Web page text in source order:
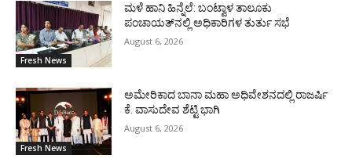
Fresh News
ಮಳೆ ಹಾನಿ ಹಿನ್ನೆಲೆ: ಬಂಟ್ವಾಳ ತಾಲೂಕು
ಪಂಚಾಯತ್‌ನಲ್ಲಿ ಅಧಿಕಾರಿಗಳ ತುರ್ತು ಸಭೆ
August 6, 2026
Fresh News
ಅಮೇರಿಕಾದ ಬಾನಾ ಮಹಾ ಅಧಿವೇಶನದಲ್ಲಿ ರಾಜರ್ಷಿ
ಕೆ. ವಾಸುದೇವ ಶೆಟ್ಟಿ ಭಾಗಿ
August 6, 2026